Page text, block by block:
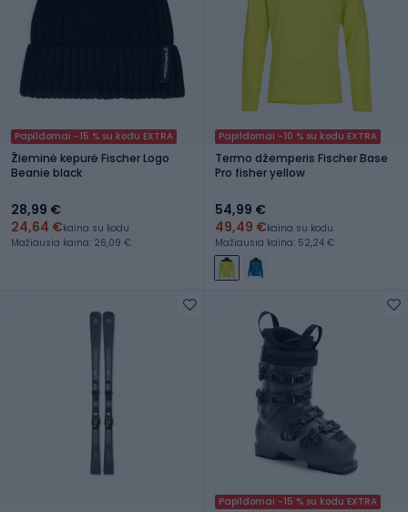
Papildomai -15 % su kodu EXTRA
Žieminė kepurė Fischer Logo
Beanie black
28,99 €
24,64 €kaina su kodu
Mažiausia kaina: 26,09 €
Papildomai -10 % su kodu EXTRA
Termo džemperis Fischer Base
Pro fisher yellow
54,99 €
49,49 €kaina su kodu
Mažiausia kaina: 52,24 €
Papildomai -15 % su kodu EXTRA